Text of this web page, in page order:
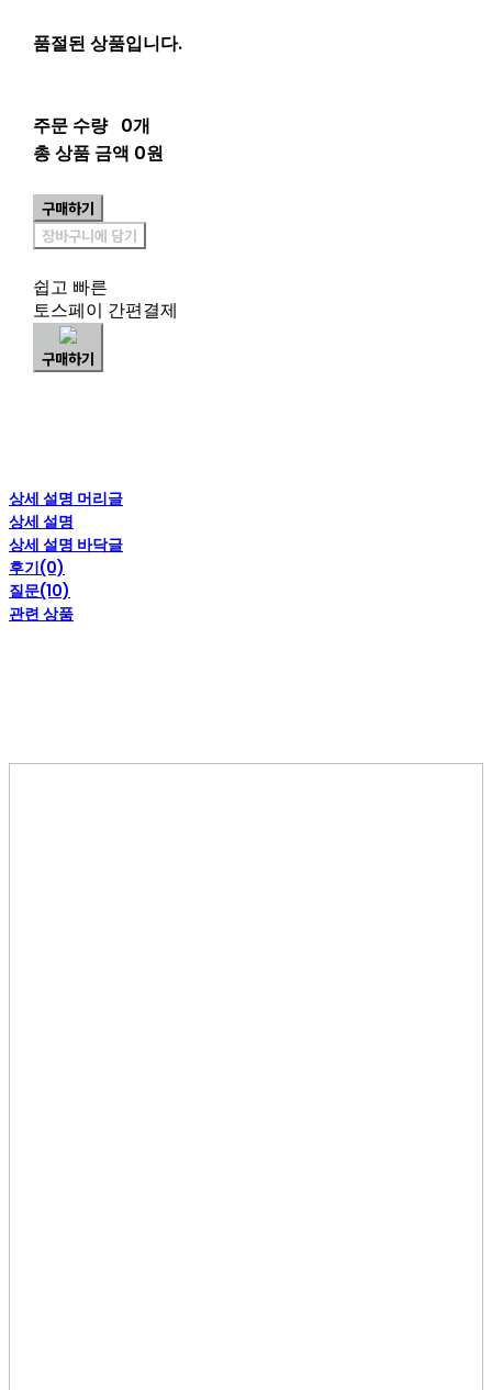
품절된 상품입니다.
주문 수량 0개
총 상품 금액 0원
구매하기
장바구니에 담기
쉽고 빠른
토스페이 간편결제
구매하기
상세 설명 머리글
상세 설명
상세 설명 바닥글
후기(0)
질문(10)
관련 상품